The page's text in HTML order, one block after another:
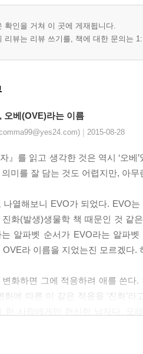
확인을 거쳐 이 곳에 게재됩니다.
리뷰는 리뷰 쓰기를, 책에 대한 문의는
오베(OVE)라는 이름
| 2015-08-28
자』를 읽고 생각한 것은 역시 ‘오
미를 잘 담는 것도 어렵지만, 아
나열해보니 EVO가 되었다. EVO
진화(발생)생물학 책 때문인 것 같
알파벳 순서가 EVO라는 알파벳
OVE라 이름을 지었는진 모르겠다
화하면 그에 적응하려 애를 쓴
화에 따른 이 같은 적응을 ‘진화’
들먹거리면서 자기 옷장도 고칠